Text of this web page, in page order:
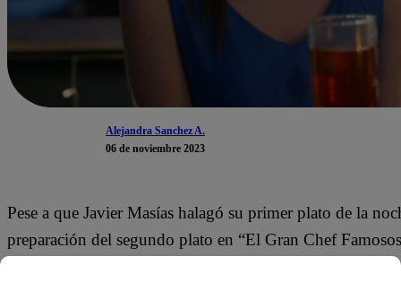
Alejandra Sanchez A.
06 de noviembre 2023
Pese a que Javier Masías halagó su primer plato de la
preparación del segundo plato en “El Gran Chef
jugó una mala pasada y se le quemó hasta en dos